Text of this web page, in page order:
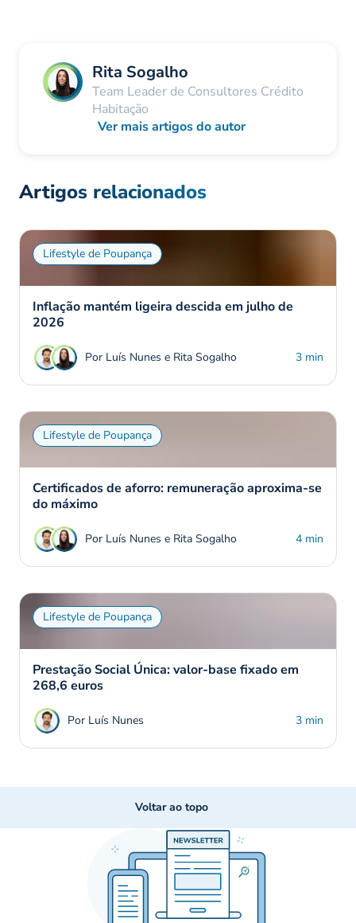
Rita Sogalho
Team Leader de Consultores Crédito
Habitação
Ver mais artigos do autor
Artigos relacionados
Lifestyle de Poupança
Inflação mantém ligeira descida em julho de
2026
Por Luís Nunes e Rita Sogalho 3 min
Lifestyle de Poupança
Certificados de aforro: remuneração aproxima-se
do máximo
Por Luís Nunes e Rita Sogalho 4 min
Lifestyle de Poupança
Prestação Social Única: valor-base fixado em
268,6 euros
Por Luís Nunes 3 min
Voltar ao topo